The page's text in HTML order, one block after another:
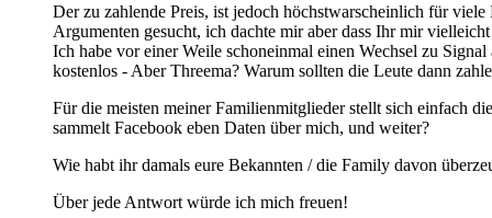
Der zu zahlende Preis, ist jedoch höchstwarscheinlich für
Argumenten gesucht, ich dachte mir aber dass Ihr mir
Ich habe vor einer Weile schoneinmal einen Wechsel zu
kostenlos - Aber Threema? Warum sollten die Leute dann
Für die meisten meiner Familienmitglieder stellt sich einfach
sammelt Facebook eben Daten über mich, und weiter?
Wie habt ihr damals eure Bekannten / die Family davon
Über jede Antwort würde ich mich freuen!